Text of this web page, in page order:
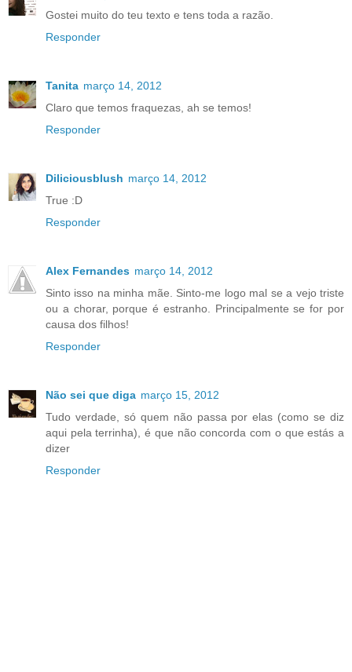
Gostei muito do teu texto e tens toda a razão.
Responder
Tanita março 14, 2012
Claro que temos fraquezas, ah se temos!
Responder
Diliciousblush março 14, 2012
True :D
Responder
Alex Fernandes março 14, 2012
Sinto isso na minha mãe. Sinto-me logo mal se a vejo triste
ou a chorar, porque é estranho. Principalmente se for por
causa dos filhos!
Responder
Não sei que diga março 15, 2012
Tudo verdade, só quem não passa por elas (como se diz
aqui pela terrinha), é que não concorda com o que estás a
dizer
Responder